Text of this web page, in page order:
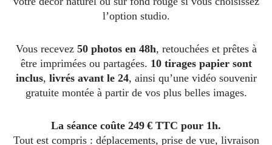
l’option studio.
Vous recevez 50 photos en 48h, retouchées et prêtes à
être imprimées ou partagées. 10 tirages papier sont
inclus, livrés avant le 24, ainsi qu’une vidéo souvenir
gratuite montée à partir de vos plus belles images.
La séance coûte 249 € TTC pour 1h.
Tout est compris : déplacements, prise de vue, livraison